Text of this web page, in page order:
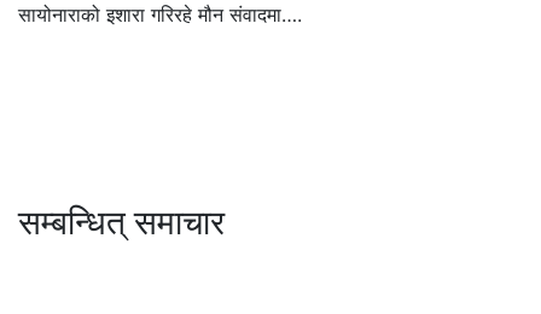
सायोनाराको इशारा गरिरहे मौन संवादमा….
सम्बन्धित् समाचार